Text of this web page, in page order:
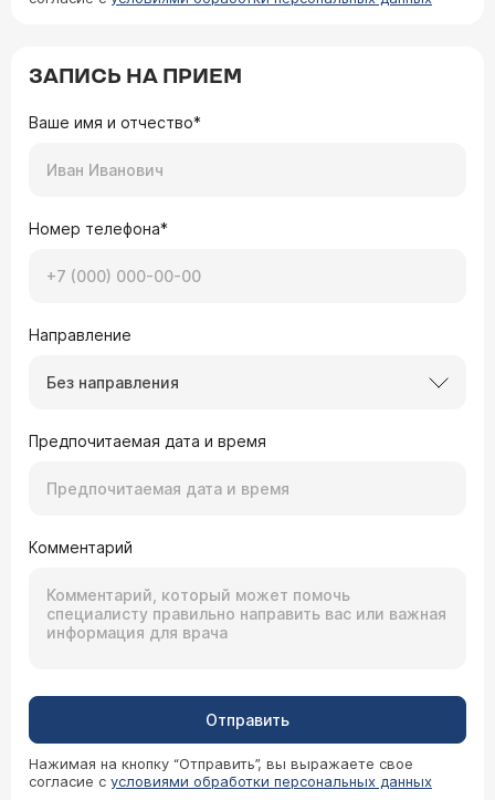
ЗАПИСЬ НА ПРИЕМ
Ваше имя и отчество*
Номер телефона*
Направление
Без направления
Предпочитаемая дата и время
Комментарий
Отправить
Нажимая на кнопку “Отправить”, вы выражаете свое
согласие с условиями обработки персональных данных